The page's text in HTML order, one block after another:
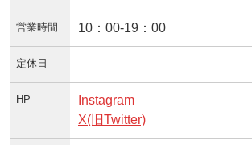
営業時間 10：00‐19：00
定休日
HP
Instagram
X(旧Twitter)